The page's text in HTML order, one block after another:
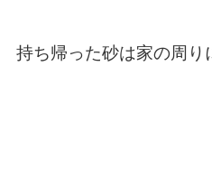
持ち帰った砂は家の周り